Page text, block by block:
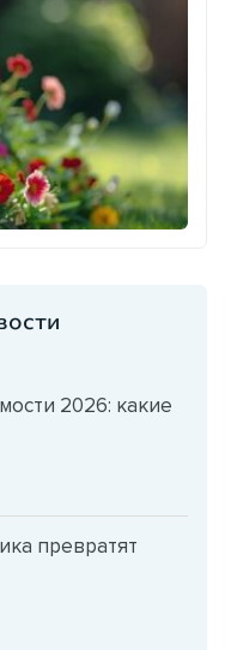
2026: какие
превратят